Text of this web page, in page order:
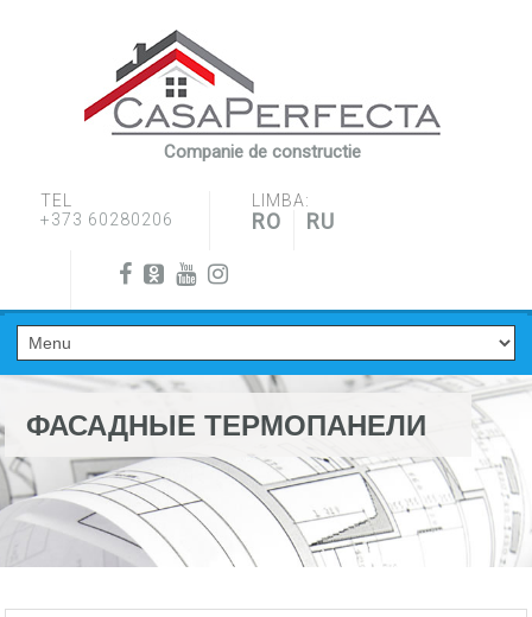
Companie de constructie
TEL
+373 60280206
LIMBA:
RO RU
ФАСАДНЫЕ ТЕРМОПАНЕЛИ